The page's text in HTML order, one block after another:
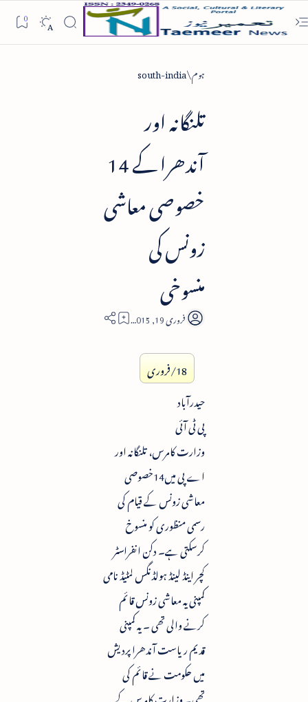
ہوم south-india
تلنگانہ اور
آندھرا کے 14
خصوصی معاشی
زونس کی
منسوخی
2
18/فروری
حیدرآباد
پی ٹی آئی
وزارت کامرس، تلنگانہ اور
اے پی میں14خصوصی
معاشی زونس کے قیام کی
رسمی منظوری کو منسوخ
کرسکتی ہے۔ دکن انفراسٹر
کچر اینڈ لینڈ ہولڈنگس لمٹیڈ نامی
کمپنی یہ معاشی زونس قائم
کرنے والی تھی ۔ یہ کمپنی
قدیم ریاست آندھرا پردیش
میں حکومت نے قائم کی